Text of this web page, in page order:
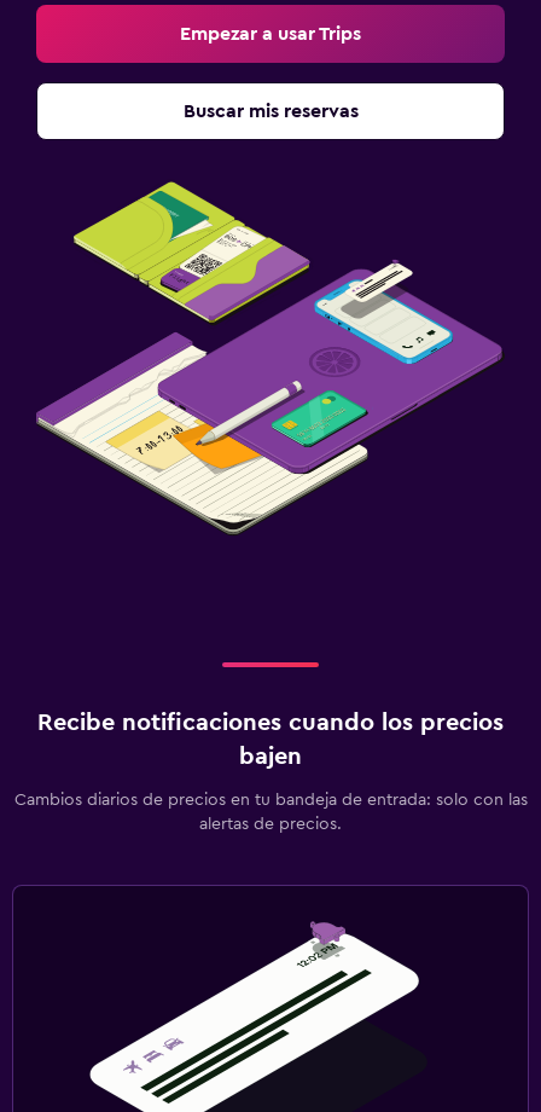
Empezar a usar Trips
Buscar mis reservas
Recibe notificaciones cuando los precios
bajen
Cambios diarios de precios en tu bandeja de entrada: solo con las
alertas de precios.